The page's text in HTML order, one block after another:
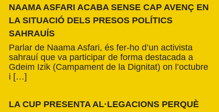
NAAMA ASFARI ACABA SENSE CAP AVENÇ EN
LA SITUACIÓ DELS PRESOS POLÍTICS
SAHRAUÍS
Parlar de Naama Asfari, és fer-ho d’un activista
sahrauí que va participar de forma destacada a
Gdeim Izik (Campament de la Dignitat) on l’octubre
i […]
LA CUP PRESENTA AL·LEGACIONS PERQUÈ